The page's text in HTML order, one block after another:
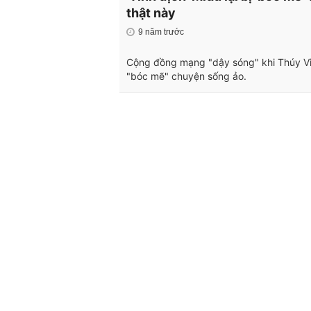
thật này
9 năm trước
Cộng đồng mạng "dậy sóng" khi Thúy
"bóc mẽ" chuyện sống ảo.